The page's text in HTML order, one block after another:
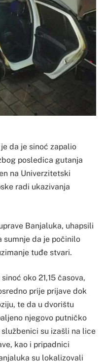
da je sinoć zapalio
posledica gutanja
na Univerzitetski
radi ukazivanja
Banjaluka, uhapsili
sumnje da je počinilo
tuđe stvari.
oko 21,15 časova,
prije prijave dok
te da u dvorištu
njegovo putničko
su izašli na lice
kao i pripadnici
su lokalizovali